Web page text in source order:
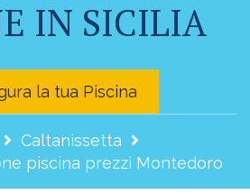
IN SICILIA
la tua Piscina
Caltanissetta
piscina prezzi Montedoro